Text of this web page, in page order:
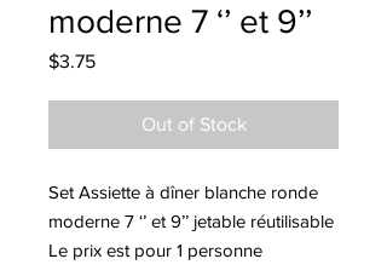
moderne 7 ‘’ et 9’’
$3.75Price
Out of Stock
Set Assiette à dîner blanche ronde
moderne 7 ‘’ et 9’’ jetable réutilisable
Le prix est pour 1 personne